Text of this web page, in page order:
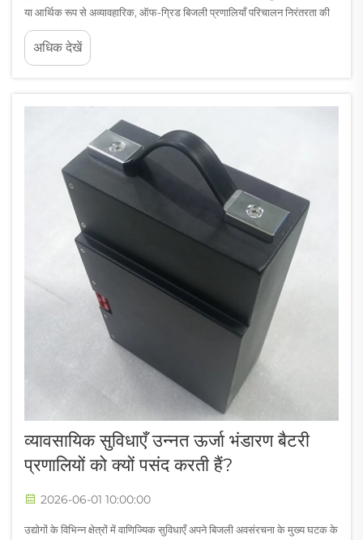
या आर्थिक रूप से अव्यावहारिक, ऑफ-ग्रिड बिजली प्रणालियाँ परिचालन निरंतरता की
मेरुदंड बन गई हैं। पहाड़ियों की चोटियों पर स्थित टेलीकॉम रिले स्टेशनों से लेकर...
अधिक देखें
व्यावसायिक सुविधाएँ उन्नत ऊर्जा भंडारण बैटरी
प्रणालियों को क्यों पसंद करती हैं?
2026-06-01 10:00:00
उद्योगों के विभिन्न क्षेत्रों में वाणिज्यिक सुविधाएँ अपने बिजली अवसंरचना के मुख्य घटक के